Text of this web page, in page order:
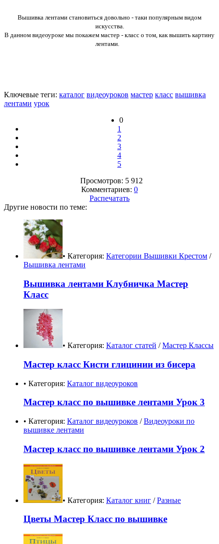
Вышивка лентами становиться довольно - таки популярным видом
искусства.
В данном видеоуроке мы покажем мастер - класс о том, как вышить картину
лентами.
Ключевые теги: каталог видеоуроков мастер класс вышивка
лентами урок
0
1
2
3
4
5
Просмотров: 5 912
Комментариев: 0
Распечатать
Другие новости по теме:
• Категория: Категории Вышивки Крестом /
Вышивка лентами
Вышивка лентами Клубничка Мастер
Класс
• Категория: Каталог статей /Мастер Классы
Мастер класс Кисти глицинии из бисера
• Категория: Каталог видеоуроков
Мастер класс по вышивке лентами Урок 3
• Категория: Каталог видеоуроков /Видеоуроки по
вышивке лентами
Мастер класс по вышивке лентами Урок 2
• Категория: Каталог книг /Разные
Цветы Мастер Класс по вышивке